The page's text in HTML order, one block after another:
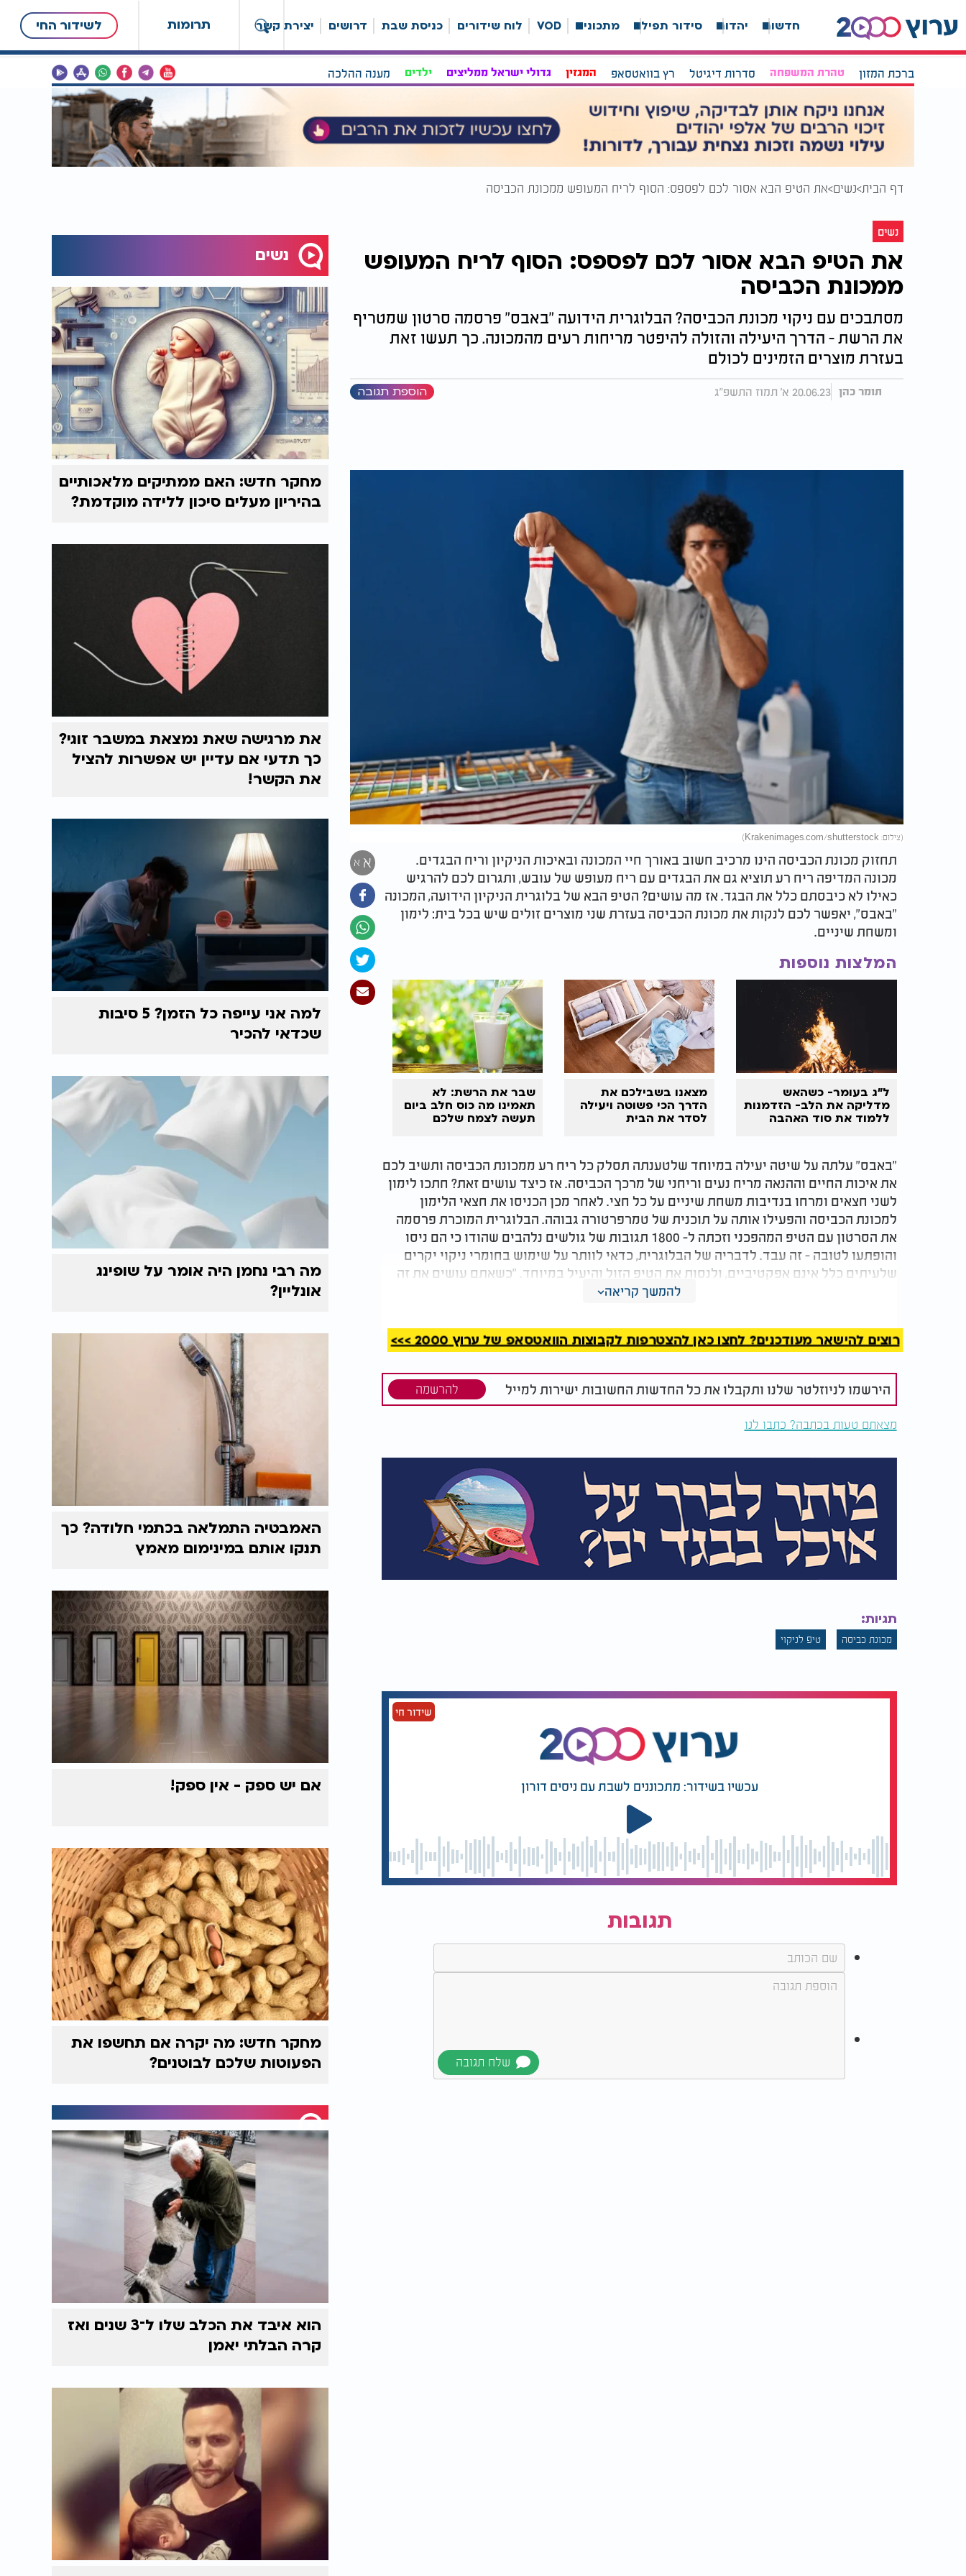
תרומות לשידור החי חדשות יהדות סידור תפילה מתכונים VOD לוח שידורים כניסת שבת דרושים יצירת קשר
ברכת המזון טהרת המשפחה סדרות דיגיטל רץ בוואטסאפ המגזין גדולי ישראל ממליצים ילדים מענה ההלכה
דף הבית נשים את הטיפ הבא אסור לכם לפספס: הסוף לריח המעופש ממכונת הכביסה
נשים
את הטיפ הבא אסור לכם לפספס: הסוף לריח המעופש
ממכונת הכביסה
מסתבכים עם ניקוי מכונת הכביסה? הבלוגרית הידועה "באבס" פרסמה סרטון שמטריף
את הרשת - הדרך היעילה והזולה להיפטר מריחות רעים מהמכונה. כך תעשו זאת
בעזרת מוצרים הזמינים לכולם
תומר כהן 20.06.23 א' תמוז התשפ"ג הוספת תגובה
(צילום: Krakenimages.com/shutterstock)
א א
תחזוק מכונת הכביסה הינו מרכיב חשוב באורך חיי המכונה ובאיכות הניקיון וריח הבגדים.
מכונה המדיפה ריח רע תוציא גם את הבגדים עם ריח מעופש של עובש, ותגרום לכם להרגיש
כאילו לא כיבסתם כלל את הבגד. אז מה עושים? הטיפ הבא של בלוגרית הניקיון הידועה, המכונה
"באבס", יאפשר לכם לנקות את מכונת הכביסה בעזרת שני מוצרים זולים שיש בכל בית: לימון
ומשחת שיניים.
המלצות נוספות
ל"ג בעומר- כשהאש
מדליקה את הלב- הזדמנות
ללמוד את סוד האהבה
מצאנו בשבילכם את
הדרך הכי פשוטה ויעילה
לסדר את הבית
שבר את הרשת: לא
תאמינו מה כוס חלב ביום
תעשה לצמח שלכם
"באבס" עלתה על שיטה יעילה במיוחד שלטענתה תסלק כל ריח רע ממכונת הכביסה ותשיב לכם
את איכות החיים וההנאה מריח נעים וריחני של מרכך הכביסה. אז כיצד עושים זאת? חתכו לימון
לשני חצאים ומרחו בנדיבות משחת שיניים על כל חצי. לאחר מכן הכניסו את חצאי הלימון
למכונת הכביסה והפעילו אותה על תוכנית של טמרפרטורה גבוהה. הבלוגרית המוכרת פרסמה
את הסרטון עם הטיפ המהפכני וזכתה ל- 1800 תגובות של גולשים נלהבים שהודו כי הם ניסו
והופתעו לטובה - זה עבד. לדבריה של הבלוגרית, כדאי לוותר על שימוש בחומרי ניקוי יקרים
שלעיתים כלל אינם אפקטיביים, ולנסות את הטיפ הזול והיעיל במיוחד. "כשאתם עושים את זה
למכונה שלכם", מבהירה "באבס", "היא כאילו יצאה עכשיו ממכון היופי. ה'פנים' שלה רעננות
להמשך קריאה
רוצים להישאר מעודכנים? לחצו כאן להצטרפות לקבוצות הוואטסאפ של ערוץ 2000 >>>
הירשמו לניוזלטר שלנו ותקבלו את כל החדשות החשובות ישירות למייל להרשמה
מצאתם טעות בכתבה? כתבו לנו
תגיות:
מכונת כביסה טיפ לניקוי
שידור חי
עכשיו בשידור: מתכוננים לשבת עם ניסים דורון
תגובות
נשים
מחקר חדש: האם ממתיקים מלאכותיים
בהיריון מעלים סיכון ללידה מוקדמת?
את מרגישה שאת נמצאת במשבר זוגי?
כך תדעי אם עדיין יש אפשרות להציל
את הקשר!
למה אני עייפה כל הזמן? 5 סיבות
שכדאי להכיר
מה רבי נחמן היה אומר על שופינג
אונליין?
האמבטיה התמלאה בכתמי חלודה? כך
תנקו אותם במינימום מאמץ
אם יש ספק - אין ספק!
מחקר חדש: מה יקרה אם תחשפו את
הפעוטות שלכם לבוטנים?
הוא איבד את הכלב שלו ל־3 שנים ואז
קרה הבלתי יאמן